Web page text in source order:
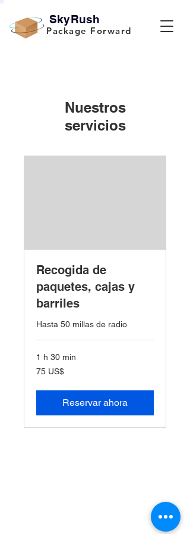
SkyRush
Package Forward
Nuestros
servicios
Recogida de
paquetes, cajas y
barriles
Hasta 50 millas de radio
1 h 30 min
75
dólares
75 US$
Reservar ahora